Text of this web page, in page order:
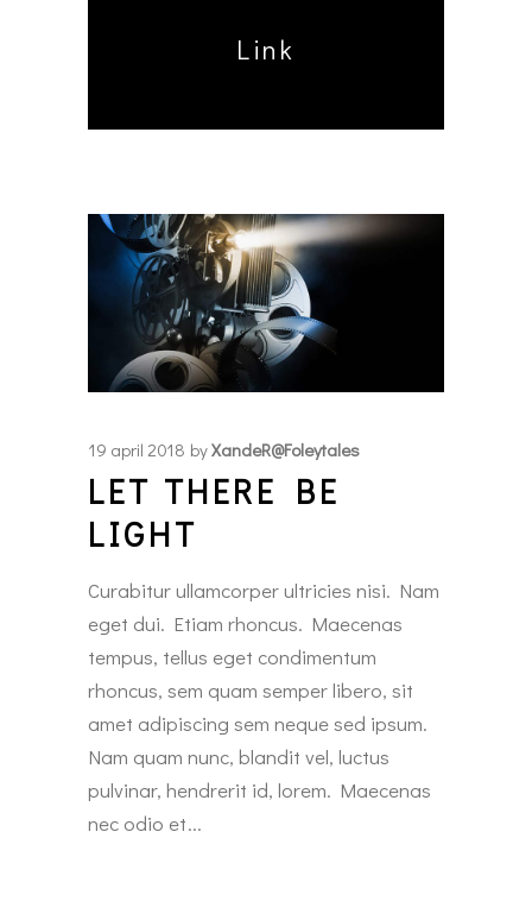
Link
19 april 2018 byXandeR@foleytales
LET THERE BE
LIGHT
Curabitur ullamcorper ultricies nisi. Nam
eget dui. Etiam rhoncus. Maecenas
tempus, tellus eget condimentum
rhoncus, sem quam semper libero, sit
amet adipiscing sem neque sed ipsum.
Nam quam nunc, blandit vel, luctus
pulvinar, hendrerit id, lorem. Maecenas
nec odio et